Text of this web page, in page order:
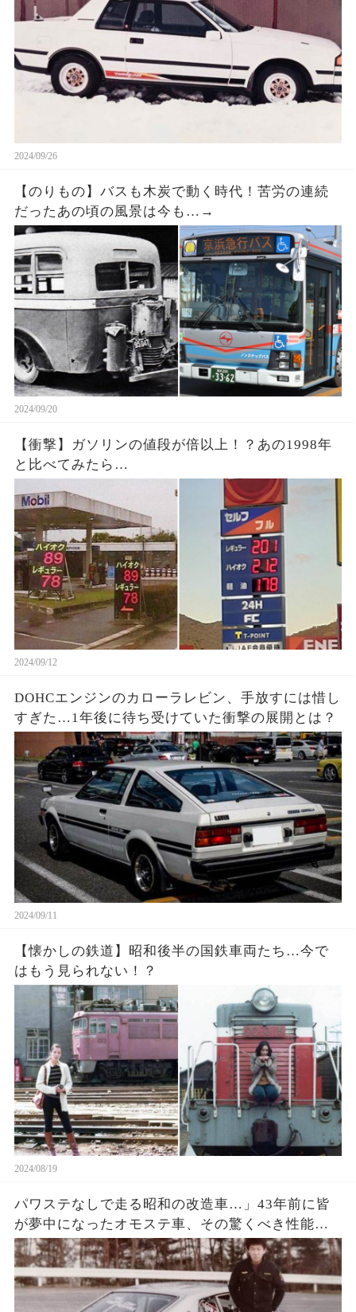
2024/09/26
【のりもの】バスも木炭で動く時代！苦労の連続
だったあの頃の風景は今も…→
2024/09/20
【衝撃】ガソリンの値段が倍以上！？あの1998年
と比べてみたら…
2024/09/12
DOHCエンジンのカローラレビン、手放すには惜し
すぎた…1年後に待ち受けていた衝撃の展開とは？
2024/09/11
【懐かしの鉄道】昭和後半の国鉄車両たち…今で
はもう見られない！？
2024/08/19
パワステなしで走る昭和の改造車…」43年前に皆
が夢中になったオモステ車、その驚くべき性能と
は？【驚愕】